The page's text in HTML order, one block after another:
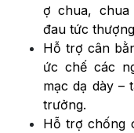
ợ chua, chua
đau tức
Hỗ trợ cân
ức chế các
mạc dạ dày –
trưởng.
Hỗ trợ chống